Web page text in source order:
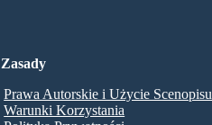
Zasady
Prawa Autorskie i Użycie Scenopisu
Warunki Korzystania